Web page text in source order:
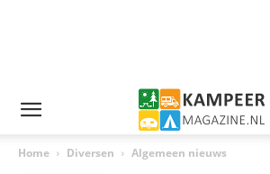
Home Diversen Algemeen nieuws